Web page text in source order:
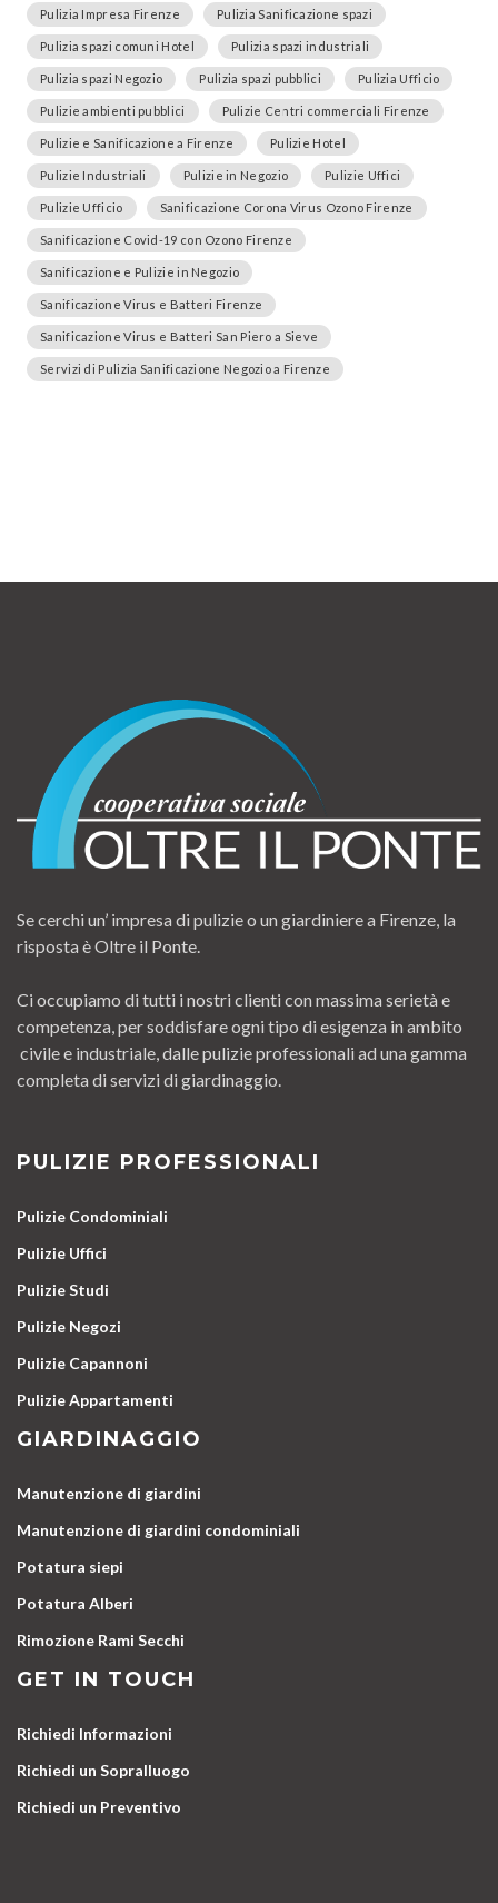
Pulizia Impresa Firenze Pulizia Sanificazione spazi
Pulizia spazi comuni Hotel Pulizia spazi industriali
Pulizia spazi Negozio Pulizia spazi pubblici Pulizia Ufficio
Pulizie ambienti pubblici Pulizie Centri commerciali Firenze
Pulizie e Sanificazione a Firenze Pulizie Hotel
Pulizie Industriali Pulizie in Negozio Pulizie Uffici
Pulizie Ufficio Sanificazione Corona Virus Ozono Firenze
Sanificazione Covid-19 con Ozono Firenze
Sanificazione e Pulizie in Negozio
Sanificazione Virus e Batteri Firenze
Sanificazione Virus e Batteri San Piero a Sieve
Servizi di Pulizia Sanificazione Negozio a Firenze
Se cerchi un’ impresa di pulizie o un giardiniere a Firenze, la
risposta è Oltre il Ponte.
Ci occupiamo di tutti i nostri clienti con massima serietà e
competenza, per soddisfare ogni tipo di esigenza in ambito
civile e industriale, dalle pulizie professionali ad una gamma
completa di servizi di giardinaggio.
PULIZIE PROFESSIONALI
Pulizie Condominiali
Pulizie Uffici
Pulizie Studi
Pulizie Negozi
Pulizie Capannoni
Pulizie Appartamenti
GIARDINAGGIO
Manutenzione di giardini
Manutenzione di giardini condominiali
Potatura siepi
Potatura Alberi
Rimozione Rami Secchi
GET IN TOUCH
Richiedi Informazioni
Richiedi un Sopralluogo
Richiedi un Preventivo